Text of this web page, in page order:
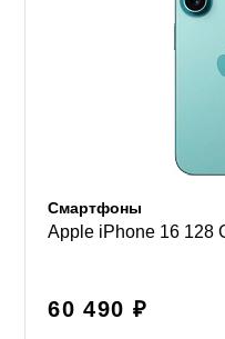
Смартфоны
Apple iPhone 16 128
60 490 ₽